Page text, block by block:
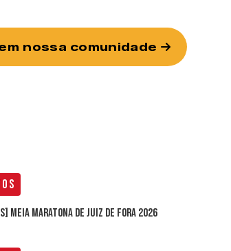
nossa comunidade
Meia Maratona de Juiz de Fora 2026